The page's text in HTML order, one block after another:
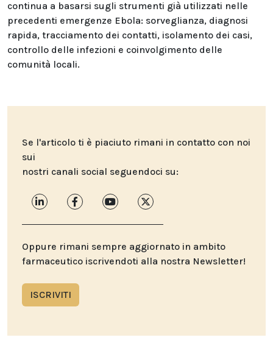
continua a basarsi sugli strumenti già utilizzati nelle
precedenti emergenze Ebola: sorveglianza, diagnosi
rapida, tracciamento dei contatti, isolamento dei casi,
controllo delle infezioni e coinvolgimento delle
comunità locali.
Se l'articolo ti è piaciuto rimani in contatto con noi
sui
nostri canali social seguendoci su:
Oppure rimani sempre aggiornato in ambito
farmaceutico iscrivendoti alla nostra Newsletter!
ISCRIVITI